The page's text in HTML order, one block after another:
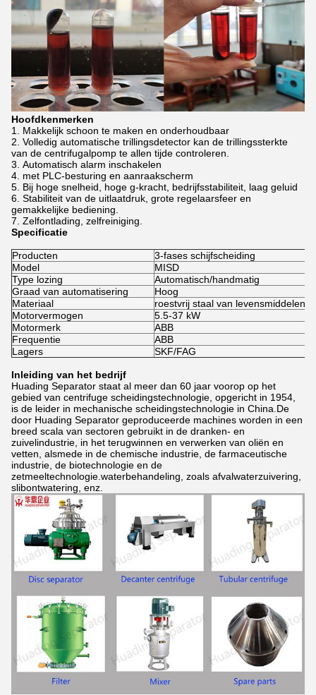
Hoofdkenmerken
Makkelijk schoon te maken en onderhoudbaar
Volledig automatische trillingsdetector kan de trillingssterkte
van de centrifugalpomp te allen tijde controleren.
Automatisch alarm inschakelen
met PLC-besturing en aanraakscherm
Bij hoge snelheid, hoge g-kracht, bedrijfsstabiliteit, laag geluid
Stabiliteit van de uitlaatdruk, grote regelaarsfeer en
gemakkelijke bediening.
Zelfontlading, zelfreiniging.
Specificatie
Producten
3-fases schijfscheiding
Model
MISD
Type lozing
Automatisch/handmatig
Graad van automatisering
Hoog
Materiaal
roestvrij staal van
Motorvermogen
5.5-37 kW
Motormerk
ABB
Frequentie
ABB
Lagers
SKF/FAG
Inleiding van het bedrijf
Huading Separator staat al meer dan 60 jaar voorop op het
gebied van centrifuge scheidingstechnologie, opgericht in 1954,
is de leider in mechanische scheidingstechnologie in China.De
door Huading Separator geproduceerde machines worden in een
breed scala van sectoren gebruikt in de dranken- en
zuivelindustrie, in het terugwinnen en verwerken van oliën en
vetten, alsmede in de chemische industrie, de farmaceutische
industrie, de biotechnologie en de
zetmeeltechnologie.waterbehandeling, zoals afvalwaterzuivering,
slibontwatering, enz.